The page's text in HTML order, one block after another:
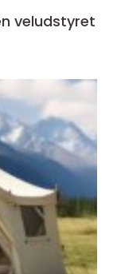
veludstyret